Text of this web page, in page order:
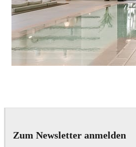
Zum Newsletter anmelden